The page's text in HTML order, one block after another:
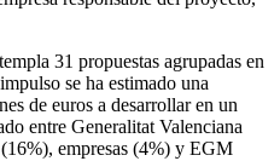
31 propuestas agrupadas en
se ha estimado una
de euros a desarrollar en un
entre Generalitat Valenciana
empresas (4%) y EGM